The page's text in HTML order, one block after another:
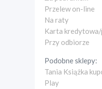
Przelew on-line
Na raty
Karta kredytowa/
Przy odbiorze
Podobne sklepy:
Tania Książka
Play